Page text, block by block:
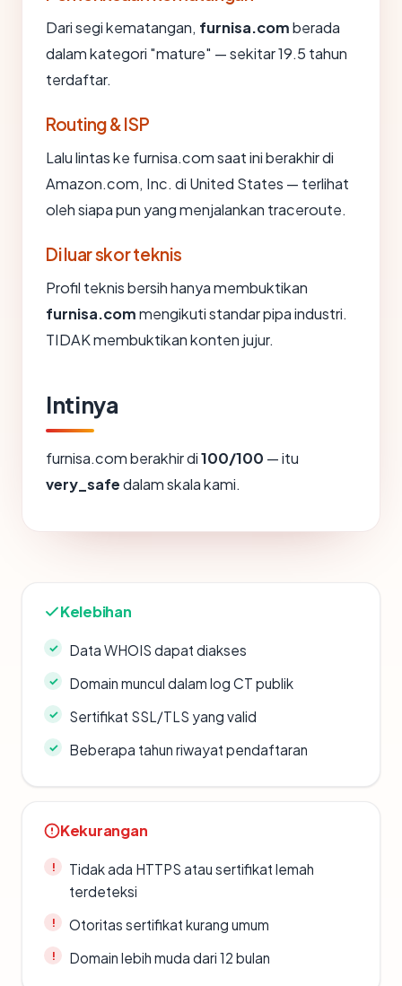
Dari segi kematangan, furnisa.comberada
dalam kategori "mature" — sekitar 19.5 tahun
terdaftar.
Routing & ISP
Lalu lintas ke furnisa.com saat ini berakhir di
Amazon.com, Inc. di United States — terlihat
oleh siapa pun yang menjalankan traceroute.
Di luar skor teknis
Profil teknis bersih hanya membuktikan
furnisa.commengikuti standar pipa industri.
TIDAK membuktikan konten jujur.
Intinya
furnisa.com berakhir di100/100 — itu
very_safedalam skala kami.
Kelebihan
Data WHOIS dapat diakses
Domain muncul dalam log CT publik
Sertifikat SSL/TLS yang valid
Beberapa tahun riwayat pendaftaran
Kekurangan
Tidak ada HTTPS atau sertifikat lemah
terdeteksi
Otoritas sertifikat kurang umum
Domain lebih muda dari 12 bulan